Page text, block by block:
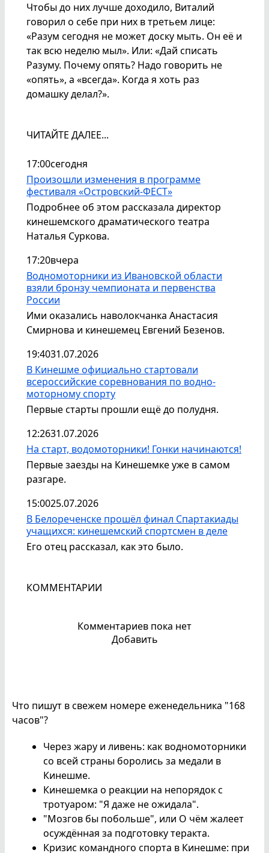
Чтобы до них лучше доходило, Виталий
говорил о себе при них в третьем лице:
«Разум сегодня не может доску мыть. Он её и
так всю неделю мыл». Или: «Дай списать
Разуму. Почему опять? Надо говорить не
«опять», а «всегда». Когда я хоть раз
домашку делал?».
ЧИТАЙТЕ ДАЛЕЕ...
17:00сегодня
Произошли изменения в программе
фестиваля «Островский-ФЕСТ»
Подробнее об этом рассказала директор
кинешемского драматического театра
Наталья Суркова.
17:20вчера
Водномоторники из Ивановской области
взяли бронзу чемпионата и первенства
России
Ими оказались наволокчанка Анастасия
Смирнова и кинешемец Евгений Безенов.
19:4031.07.2026
В Кинешме официально стартовали
всероссийские соревнования по водно-
моторному спорту
Первые старты прошли ещё до полудня.
12:2631.07.2026
На старт, водомоторники! Гонки начинаются!
Первые заезды на Кинешемке уже в самом
разгаре.
15:0025.07.2026
В Белореченске прошёл финал Спартакиады
учащихся: кинешемский спортсмен в деле
Его отец рассказал, как это было.
КОММЕНТАРИИ
Комментариев пока нет
Добавить
Что пишут в свежем номере еженедельника "168
часов"?
Через жару и ливень: как водномоторники
со всей страны боролись за медали в
Кинешме.
Кинешемка о реакции на непорядок с
тротуаром: "Я даже не ожидала".
"Мозгов бы побольше", или О чём жалеет
осуждённая за подготовку теракта.
Кризис командного спорта в Кинешме: при